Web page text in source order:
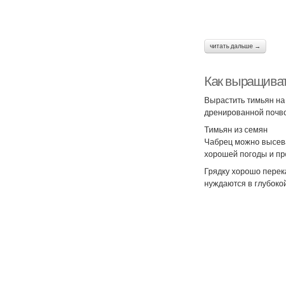
читать дальше →
Как
Вырастить тимьян
дренированной
Тимьян из семян
Чабрец можно
хорошей погоды и
Грядку хорошо
нуждаются в